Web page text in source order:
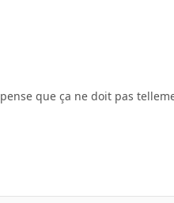
que ça ne doit pas